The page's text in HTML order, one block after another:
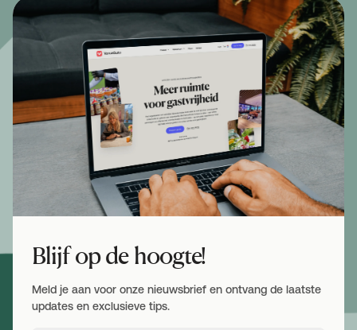
Blijf op de hoogte!
Meld je aan voor onze nieuwsbrief en ontvang de laatste
updates en exclusieve tips.